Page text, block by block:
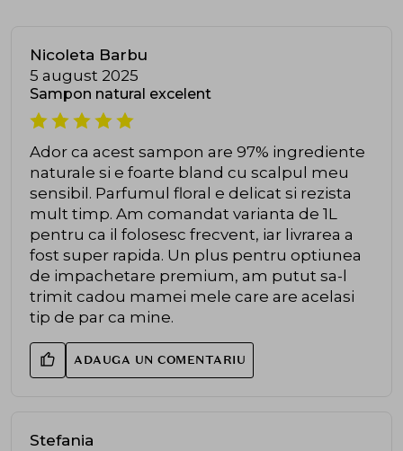
Nicoleta Barbu
5 august 2025
Sampon natural excelent
Ador ca acest sampon are 97% ingrediente
naturale si e foarte bland cu scalpul meu
sensibil. Parfumul floral e delicat si rezista
mult timp. Am comandat varianta de 1L
pentru ca il folosesc frecvent, iar livrarea a
fost super rapida. Un plus pentru optiunea
de impachetare premium, am putut sa-l
trimit cadou mamei mele care are acelasi
tip de par ca mine.
ADAUGA UN COMENTARIU
Stefania